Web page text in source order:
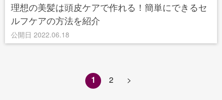
理想の美髪は頭皮ケアで作れる！簡単にできるセ
ルフケアの方法を紹介
公開日 2022.06.18
1 2 >